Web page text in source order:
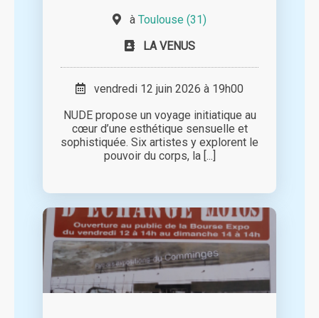
à Toulouse (31)
LA VENUS
vendredi 12 juin 2026 à 19h00
NUDE propose un voyage initiatique au
cœur d’une esthétique sensuelle et
sophistiquée. Six artistes y explorent le
pouvoir du corps, la [...]